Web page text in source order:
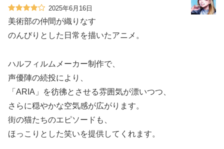
2025年6月16日
美術部の仲間が織りなす
のんびりとした日常を描いたアニメ。
ハルフィルムメーカー制作で、
声優陣の続投により、
「ARIA」を彷彿とさせる雰囲気が漂いつつ、
さらに穏やかな空気感が広がります。
街の猫たちのエピソードも、
ほっこりとした笑いを提供してくれます。